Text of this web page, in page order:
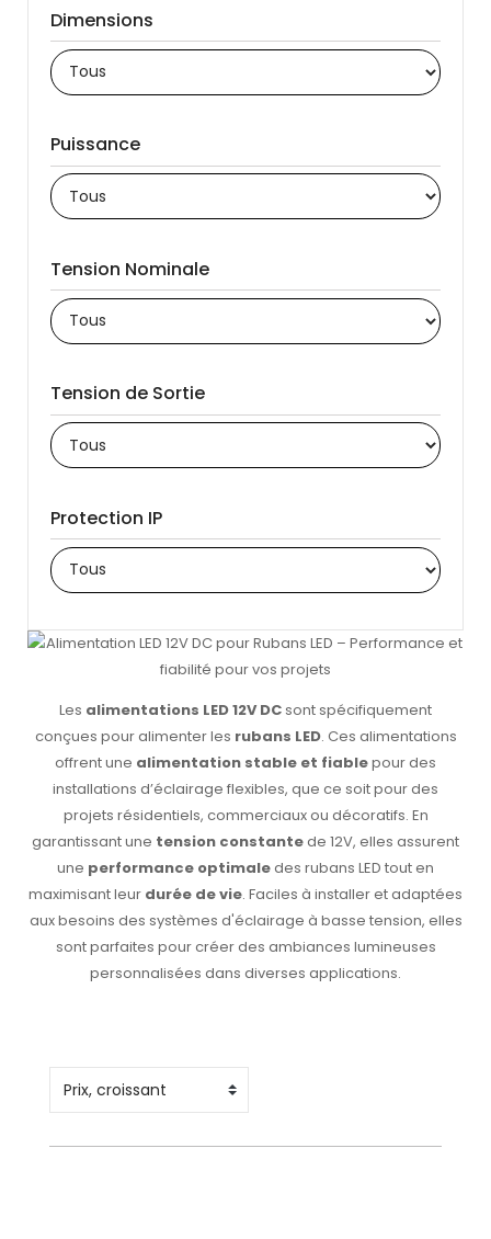
Dimensions
Puissance
Tension Nominale
Tension de Sortie
Protection IP
Les alimentations LED 12V DCsont spécifiquement
conçues pour alimenter les rubans LED. Ces alimentations
offrent une alimentation stable et fiablepour des
installations d’éclairage flexibles, que ce soit pour des
projets résidentiels, commerciaux ou décoratifs. En
garantissant une tension constantede 12V, elles assurent
une performance optimaledes rubans LED tout en
maximisant leur durée de vie. Faciles à installer et adaptées
aux besoins des systèmes d'éclairage à basse tension, elles
sont parfaites pour créer des ambiances lumineuses
personnalisées dans diverses applications.